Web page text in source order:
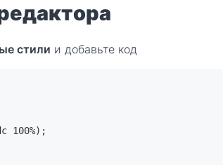
стили и добавьте код
100%);